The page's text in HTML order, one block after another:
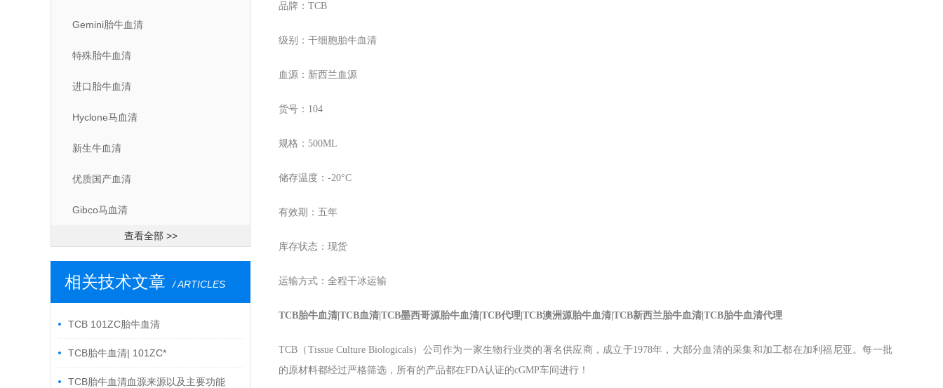
Gemini胎牛血清
特殊胎牛血清
进口胎牛血清
Hyclone马血清
新生牛血清
优质国产血清
Gibco马血清
查看全部 >>
相关技术文章 / ARTICLES
TCB 101ZC胎牛血清
TCB胎牛血清| 101ZC*
TCB胎牛血清血源来源以及主要功能
品牌：TCB
级别：干细胞胎牛血清
血源：新西兰血源
货号：104
规格：500ML
储存温度：-20°C
有效期：五年
库存状态：现货
运输方式：全程干冰运输
TCB胎牛血清|TCB血清|TCB墨西哥源胎牛血清|TCB代理|TCB澳洲源胎牛血清|TCB新西兰胎牛血清|TCB胎牛血清代理
TCB（Tissue Culture Biologicals）公司作为一家生物行业类的著名供应商，成立于1978年，大部分血清的采集和加工都在加利福尼亚。每一批
的原材料都经过严格筛选，所有的产品都在FDA认证的cGMP车间进行！